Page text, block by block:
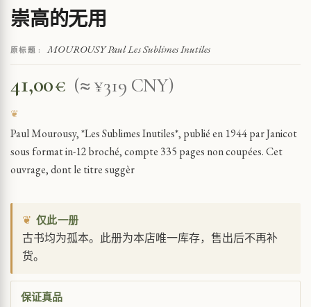
崇高的无用
原标题 : MOUROUSY Paul Les Sublimes Inutiles
41,00€ (≈ ¥319 CNY)
Paul Mourousy, *Les Sublimes Inutiles*, publié en 1944 par Janicot
sous format in-12 broché, compte 335 pages non coupées. Cet
ouvrage, dont le titre suggèr
❦ 仅此一册
古书均为孤本。此册为本店唯一库存，售出后不再补
货。
保证真品